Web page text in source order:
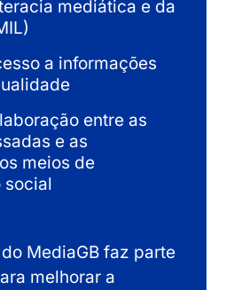
mediática e da
a informações
entre as
e as
meios de
social
MediaGB faz parte
melhorar a